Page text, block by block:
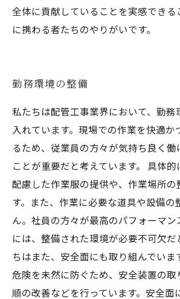
全体に貢献していることを実感できる
に携わる者たちのやりがいです。
勤務環境の整備
私たちは配管工事業界において、勤務
入れています。現場での作業を快適か
るため、従業員の方々が気持ち良く働
ことが重要だと考えています。 具体
配慮した作業服の提供や、作業場所の
す。また、作業に必要な道具や設備の
ん。社員の方々が最高のパフォーマン
には、整備された環境が必要不可欠だ
ちはまた、安全面にも取り組んでいま
危険を未然に防ぐため、安全装置の取
順の改善などを行っています。安全面